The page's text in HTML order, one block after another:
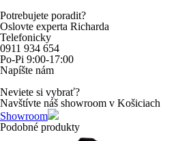
Potrebujete poradit?
Oslovte experta Richarda
Telefonicky
0911 934 654
Po-Pi 9:00-17:00
Napíšte nám
Neviete si vybrať?
Navštívte náš showroom v Košiciach
Showroom
Podobné produkty